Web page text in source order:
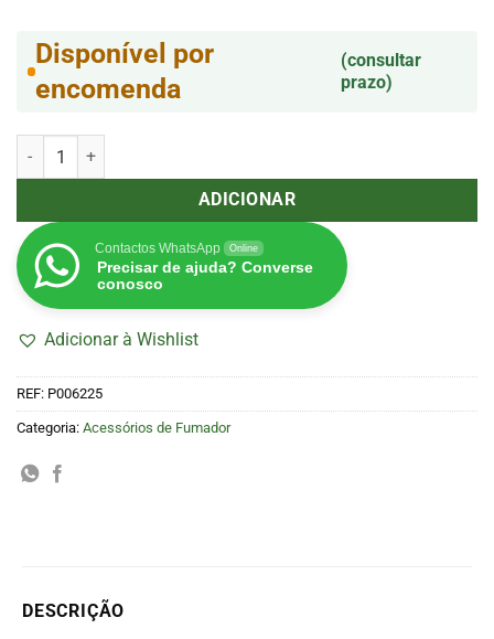
Disponível por
encomenda
(consultar
prazo)
Quantidade de Raw Double Barrel Madeira
ADICIONAR
Contactos WhatsApp Online
Precisar de ajuda? Converse
conosco
Adicionar à Wishlist
REF: P006225
Categoria: Acessórios de Fumador
DESCRIÇÃO